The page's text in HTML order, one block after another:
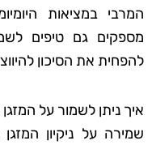
המרבי במציאות
מספקים גם טיפים
להפחית את הסיכון
איך ניתן לשמור על המזגן
שמירה על ניקיון